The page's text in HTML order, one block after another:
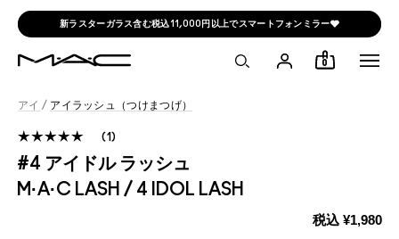
新ラスターガラス含む税込11,000円以上でスマートフォンミラー🩶
0
アイ / アイラッシュ（つけまつげ）
#4 アイドル ラッシュ
M·A·C LASH / 4 IDOL LASH
税込 ¥1,980
1